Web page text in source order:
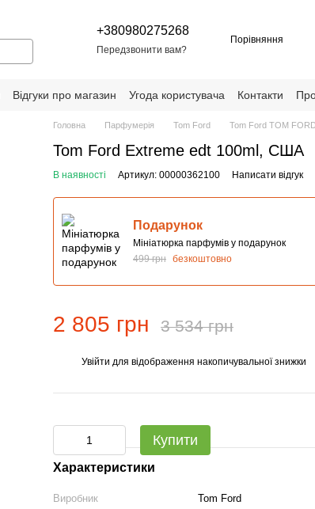
+380980275268
Передзвонити вам?
Порівняння
Відгуки про магазин Угода користувача Контакти
Головна Парфумерія Tom Ford Tom Ford TOM
Tom Ford Extreme edt 100ml, США
В наявності Артикул: 00000362100 Написати відгук
Подарунок
Мініатюрка парфумів у подарунок
499 грн безкоштовно
2 805 грн 3 534 грн
Увійти для відображення накопичувальної знижки
Купити
Характеристики
Виробник
Tom Ford